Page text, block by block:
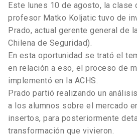
Este lunes 10 de agosto, la clase
profesor Matko Koljatic tuvo de
Prado, actual gerente general de
Chilena de Seguridad).
En esta oportunidad se trató el
en relación a eso, el proceso de
implementó en la ACHS.
Prado partió realizando un
a los alumnos sobre el mercado
insertos, para posteriormente
transformación que vivieron.